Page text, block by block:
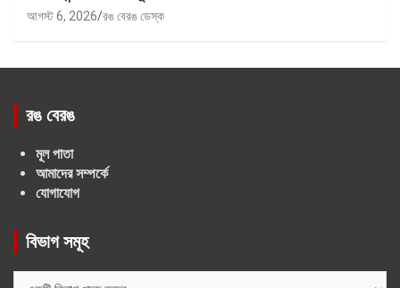
আগস্ট 6, 2026 রঙ বেরঙ ডেস্ক
রঙ বেরঙ
মূল পাতা
আমাদের সম্পর্কে
যোগাযোগ
বিভাগ সমূহ